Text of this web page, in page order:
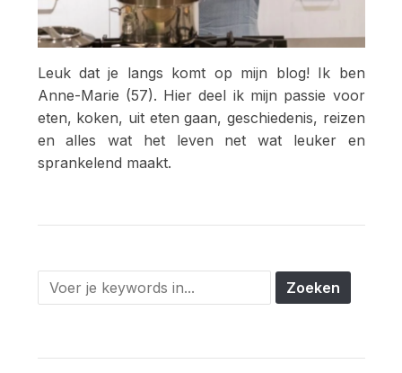
Leuk dat je langs komt op mijn blog! Ik ben
Anne-Marie (57). Hier deel ik mijn passie voor
eten, koken, uit eten gaan, geschiedenis, reizen
en alles wat het leven net wat leuker en
sprankelend maakt.